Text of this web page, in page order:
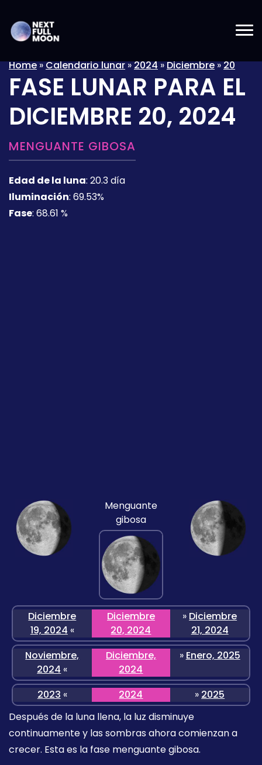
Home»Calendario lunar»2024»Diciembre»20
FASE LUNAR PARA EL
DICIEMBRE 20, 2024
MENGUANTE GIBOSA
Edad de la luna: 20.3 día
Iluminación: 69.53%
Fase: 68.61 %
Menguante
gibosa
Diciembre
19, 2024 «
Diciembre
20, 2024
» Diciembre
21, 2024
Noviembre,
2024 «
Diciembre,
2024
» Enero, 2025
2023 « 2024 » 2025
Después de la luna llena, la luz disminuye
continuamente y las sombras ahora comienzan a
crecer. Esta es la fase menguante gibosa.